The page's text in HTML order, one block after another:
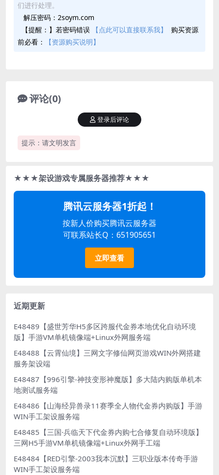
们进行处理。
解压密码：2soym.com
【提醒：】若密码错误
【点此可以直接联系我】
购买资源
前必看：
【资源购买说明】
评论(0)
提示：请文明发言
登录后评论
★★★架设游戏专属服务器推荐★★★
腾讯云服务器1折起！
按新人价购买腾讯云服务器
可联系站长Q：651905651
立即查看
近期更新
E48489【盛世芳华H5多区跨服代金券本地优化自动环境
版】手游VM单机镜像端+Linux外网服务端
E48488【云霄仙境】三网文字修仙网页游戏WIN外网搭建
服务架设端
E48487【996引擎-神技变形神魔版】多大陆内购版单机本
地测试服务端
E48486【山海经异兽录11赛季全人物代金券内购版】手游
WIN手工架设服务端
E48485【三国·兵临天下代金券内购七合修复自动环境版】
三网H5手游VM单机镜像端+Linux外网手工端
E48484【RED引擎-2003我本沉默】三职业版本传奇手游
WIN手工架设服务端